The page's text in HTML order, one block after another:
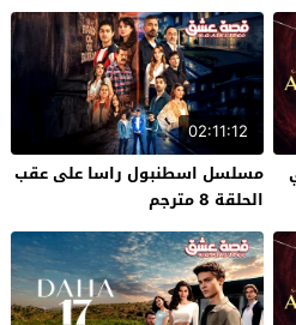
02:11:12
مسلسل اسطنبول راسا على عقب
الحلقة 8 مترجم